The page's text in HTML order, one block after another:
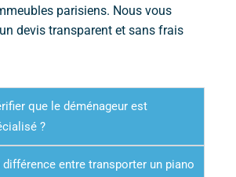
parisiens. Nous vous
devis transparent et sans frais
que le déménageur est
?
entre transporter un piano